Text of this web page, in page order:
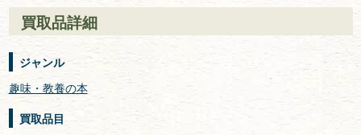
買取品詳細
ジャンル
趣味・教養の本
買取品目